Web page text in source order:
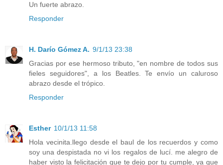
Un fuerte abrazo.
Responder
H. Darío Gómez A. 9/1/13 23:38
Gracias por ese hermoso tributo, "en nombre de todos sus
fieles seguidores", a los Beatles. Te envío un caluroso
abrazo desde el trópico.
Responder
Esther 10/1/13 11:58
Hola vecinita.llego desde el baul de los recuerdos y como
soy una despistada no vi los regalos de lucí. me alegro de
haber visto la felicitación que te dejo por tu cumple, ya que